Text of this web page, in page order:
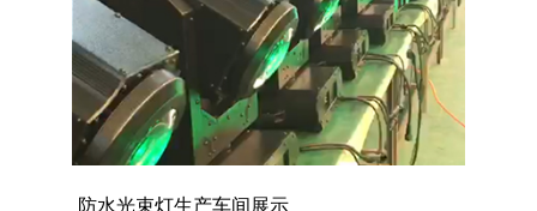
防水光束灯生产车间展示